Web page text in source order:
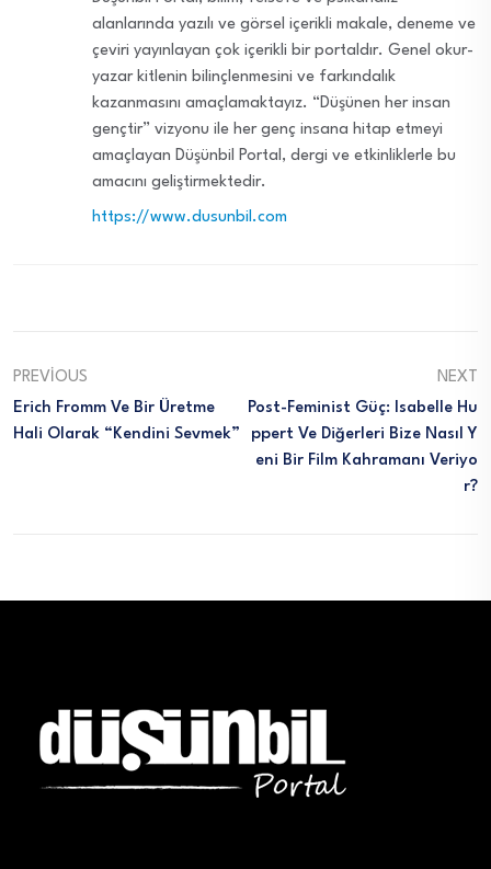
alanlarında yazılı ve görsel içerikli makale, deneme ve
çeviri yayınlayan çok içerikli bir portaldır. Genel okur-
yazar kitlenin bilinçlenmesini ve farkındalık
kazanmasını amaçlamaktayız. “Düşünen her insan
gençtir” vizyonu ile her genç insana hitap etmeyi
amaçlayan Düşünbil Portal, dergi ve etkinliklerle bu
amacını geliştirmektedir.
https://www.dusunbil.com
PREVIOUS
Erich Fromm Ve Bir Üretme
Hali Olarak “kendini Sevmek”
NEXT
Post-Feminist Güç: Isabelle Hu
Ppert Ve Diğerleri Bize Nasıl Y
Eni Bir Film Kahramanı Veriyo
R?